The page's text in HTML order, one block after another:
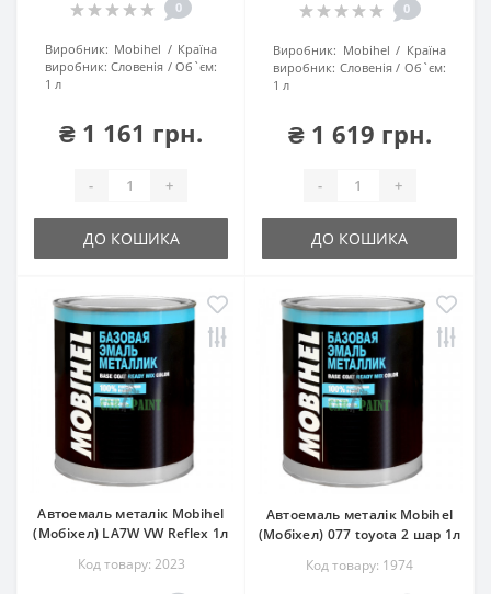
0
Виробник: Mobihel
Країна
виробник: Словенія
Об`єм:
1 л
₴ 1 161 грн.
- +
ДО КОШИКА
0
Виробник: Mobihel
Країна
виробник: Словенія
Об`єм:
1 л
₴ 1 619 грн.
- +
ДО КОШИКА
Автоемаль металік Mobihel
(Мобіхел) LA7W VW Reflex 1л
Код товару: 2023
Автоемаль металік Mobihel
(Мобіхел) 077 toyota 2 шар 1л
Код товару: 1974